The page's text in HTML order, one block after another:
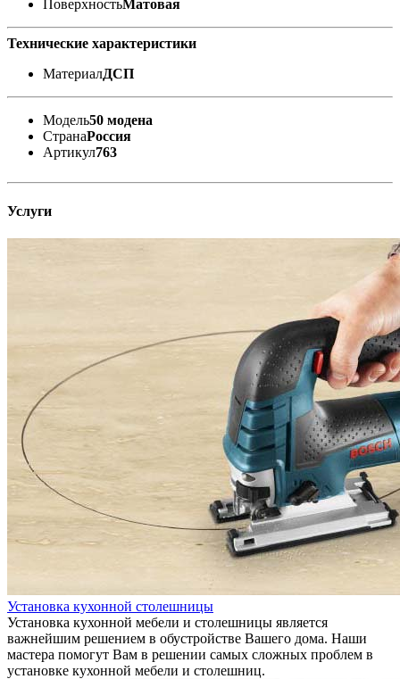
ПоверхностьМатовая
Технические характеристики
МатериалДСП
Модель50 модена
СтранаРоссия
Артикул763
Услуги
Установка кухонной столешницы
Установка кухонной мебели и столешницы является
важнейшим решением в обустройстве Вашего дома. Наши
мастера помогут Вам в решении самых сложных проблем в
установке кухонной мебели и столешниц.